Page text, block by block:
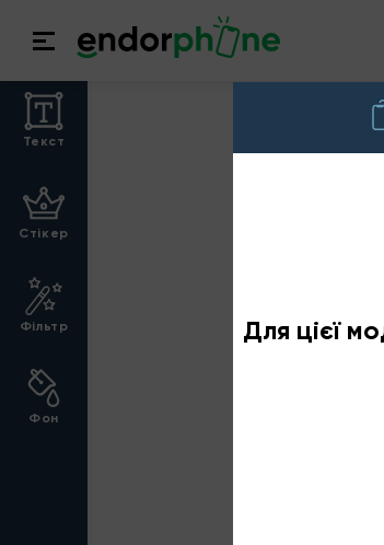
Для цієї
Текст
Cтікер
Фільтр
Фон